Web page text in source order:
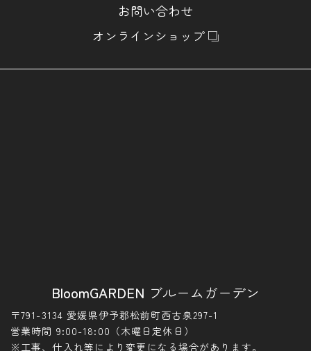
お問い合わせ
オンラインショップ
BloomGARDEN ブルームガーデン
〒791-3134 愛媛県伊予郡松前町西古泉297-1
営業時間 9:00-18:00（木曜日定休日）
※工事、仕入れ等により変更になる場合があります。